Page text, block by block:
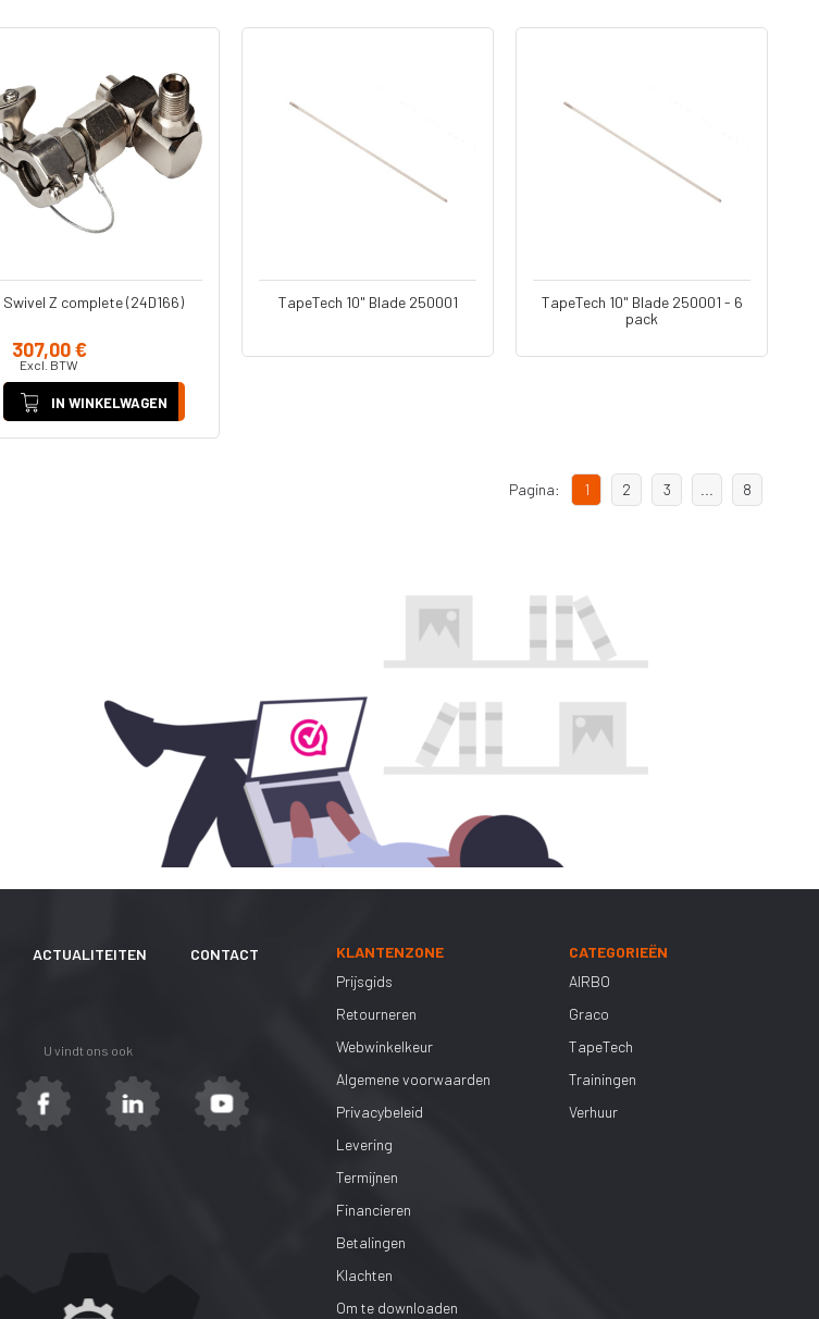
Swivel Z complete (24D166)
307,00 €
Excl. BTW
IN WINKELWAGEN
TapeTech 10" Blade 250001
TapeTech 10" Blade 250001 - 6
pack
Pagina: 1 2 3 8
ACTUALITEITEN CONTACT
U vindt ons ook
KLANTENZONE
Prijsgids
Retourneren
Webwinkelkeur
Algemene voorwaarden
Privacybeleid
Levering
Termijnen
Financieren
Betalingen
Klachten
Om te downloaden
CATEGORIEËN
AIRBO
Graco
TapeTech
Trainingen
Verhuur